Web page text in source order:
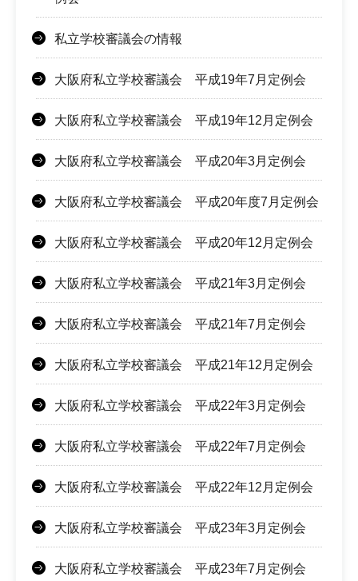
私立学校審議会の情報
大阪府私立学校審議会 平成19年7月定例会
大阪府私立学校審議会 平成19年12月定例会
大阪府私立学校審議会 平成20年3月定例会
大阪府私立学校審議会 平成20年度7月定例会
大阪府私立学校審議会 平成20年12月定例会
大阪府私立学校審議会 平成21年3月定例会
大阪府私立学校審議会 平成21年7月定例会
大阪府私立学校審議会 平成21年12月定例会
大阪府私立学校審議会 平成22年3月定例会
大阪府私立学校審議会 平成22年7月定例会
大阪府私立学校審議会 平成22年12月定例会
大阪府私立学校審議会 平成23年3月定例会
大阪府私立学校審議会 平成23年7月定例会